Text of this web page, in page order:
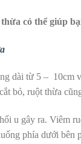
có thể giúp
dài từ 5 – 10cm
bỏ, ruột thừa
u gây ra. Viêm
phía dưới